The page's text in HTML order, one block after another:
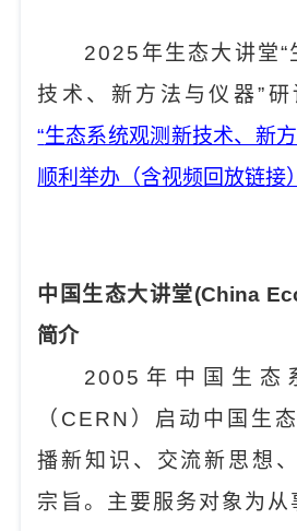
2025 年生态大讲堂“
技术、新方法与仪器”研
“生态系统观测新技术、新
顺利举办（含视频回放链接）
中国生态大讲堂(China
简介
2005 年中国生态
（ CERN ）启动中国生
播新知识、交流新思想
宗旨。主要服务对象为从